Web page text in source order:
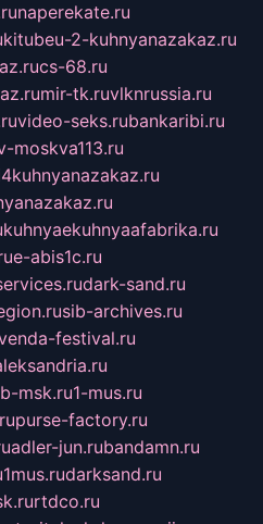
naperekate.ru
kitubeu-2-kuhnyanazakaz.ru
cs-68.ru
mir-tk.ruvlknrussia.ru
video-seks.rubankaribi.ru
moskva113.ru
kuhnyaekuhnyaafabrika.ru
e-abis1c.ru
dark-sand.ru
sib-archives.ru
festival.ru
msk.ru1-mus.ru
purse-factory.ru
adler-jun.rubandamn.ru
1mus.rudarksand.ru
rtdco.ru